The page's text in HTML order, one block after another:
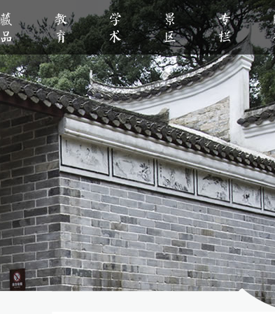
藏品
文化创意
教育
之家 党教基地 研学教育 社会教育
学术
馆刊馆网编辑部 数字馆刊 学术活动
景区
景点速览 数字景区 视频赏析 全景故
专栏
党务专栏 文明创建 党史学习 党纪学习教育
预约服务